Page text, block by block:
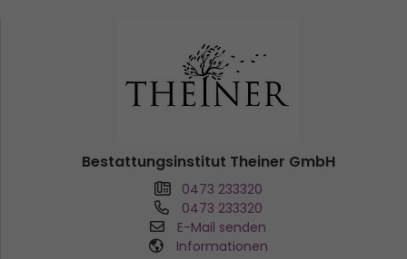
Bestattungsinstitut Theiner GmbH
0473 233320
0473 233320
E-Mail senden
Informationen